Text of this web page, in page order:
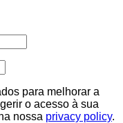
para melhorar a
o acesso à sua
nossa privacy policy.